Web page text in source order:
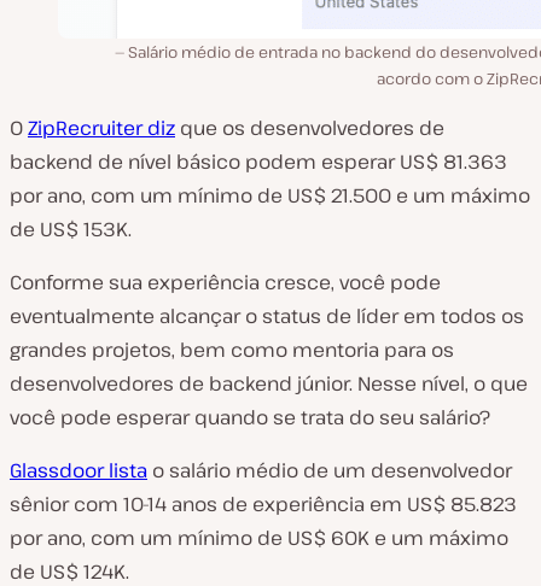
Salário médio de entrada no backend do
acordo com o
OZipRecruiter diz que os desenvolvedores de
backend de nível básico podem esperar US$ 81.363
por ano, com um mínimo de US$ 21.500 e um máximo
de US$ 153K.
Conforme sua experiência cresce, você pode
eventualmente alcançar o status de líder em todos os
grandes projetos, bem como mentoria para os
desenvolvedores de backend júnior. Nesse nível, o que
você pode esperar quando se trata do seu salário?
Glassdoor lista o salário médio de um desenvolvedor
sênior com 10-14 anos de experiência em US$ 85.823
por ano, com um mínimo de US$ 60K e um máximo
de US$ 124K.